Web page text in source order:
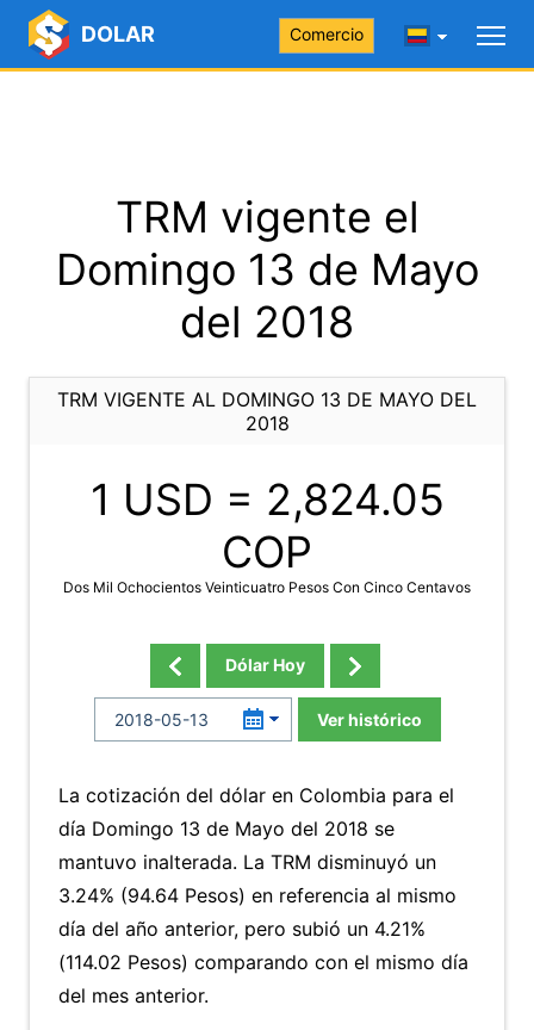
DOLAR Comercio
TRM vigente el
Domingo 13 de Mayo
del 2018
TRM VIGENTE AL DOMINGO 13 DE MAYO DEL
2018
1 USD = 2,824.05
COP
Dos Mil Ochocientos Veinticuatro Pesos Con Cinco Centavos
Dólar Hoy
Ver histórico
La cotización del dólar en Colombia para el
día Domingo 13 de Mayo del 2018 se
mantuvo inalterada. La TRM disminuyó un
3.24% (94.64 Pesos) en referencia al mismo
día del año anterior, pero subió un 4.21%
(114.02 Pesos) comparando con el mismo día
del mes anterior.